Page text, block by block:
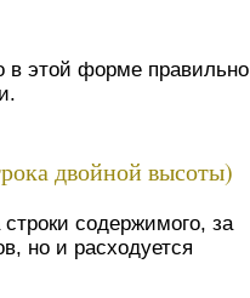
в этой форме правильно
двойной высоты)
содержимого, за
но и расходуется